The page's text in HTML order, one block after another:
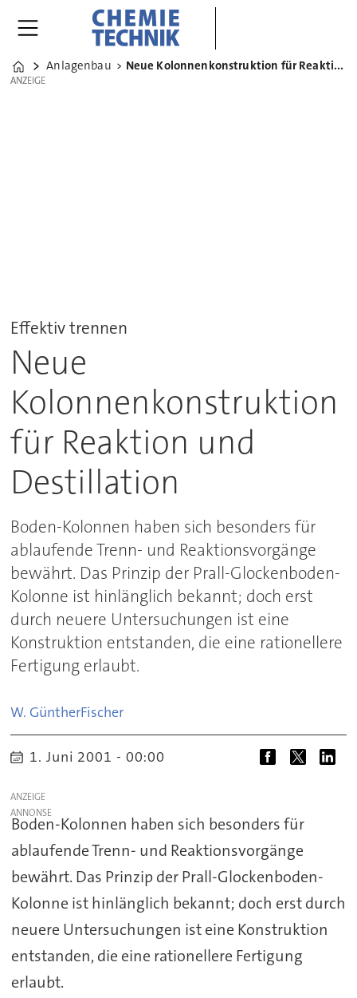
Home
Anlagenbau Neue Kolonnenkonstruktion für Reaktion und Destillation
ANZEIGE
ANZEIGE
Effektiv trennen
Neue
Kolonnenkonstruktion
für Reaktion und
Destillation
Boden-Kolonnen haben sich besonders für
ablaufende Trenn- und Reaktionsvorgänge
bewährt. Das Prinzip der Prall-Glockenboden-
Kolonne ist hinlänglich bekannt; doch erst
durch neuere Untersuchungen ist eine
Konstruktion entstanden, die eine rationellere
Fertigung erlaubt.
W. GüntherFischer
1. Juni 2001 - 00:00
ANZEIGE
Boden-Kolonnen haben sich besonders für
ablaufende Trenn- und Reaktionsvorgänge
bewährt. Das Prinzip der Prall-Glockenboden-
Kolonne ist hinlänglich bekannt; doch erst durch
neuere Untersuchungen ist eine Konstruktion
entstanden, die eine rationellere Fertigung
erlaubt.